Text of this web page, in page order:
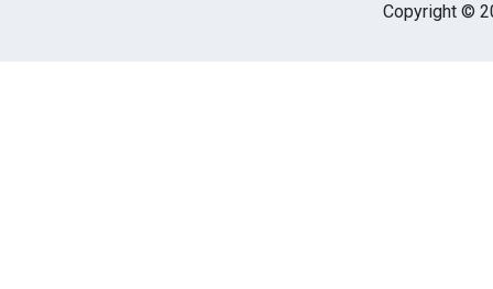
Copyright ©